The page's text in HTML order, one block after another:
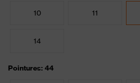
10 11
14
Pointures: 44